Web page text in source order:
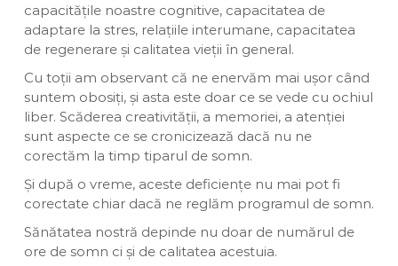
capacitățile noastre cognitive, capacitatea de
adaptare la stres, relațiile interumane, capacitatea
de regenerare și calitatea vieții în general.
Cu toții am observant că ne enervăm mai ușor când
suntem obosiți, și asta este doar ce se vede cu ochiul
liber. Scăderea creativității, a memoriei, a atenției
sunt aspecte ce se cronicizează dacă nu ne
corectăm la timp tiparul de somn.
Și după o vreme, aceste deficiențe nu mai pot fi
corectate chiar dacă ne reglăm programul de somn.
Sănătatea nostră depinde nu doar de numărul de
ore de somn ci și de calitatea acestuia.